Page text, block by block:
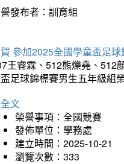
發布者：訓育組
參加2025全國學童盃足
王睿霖、512熊爍堯、512
足球錦標賽男生五年級組
文
榮譽事項：全國競賽
發佈單位：學務處
建立時間：2025-10-21
瀏覽次數：333